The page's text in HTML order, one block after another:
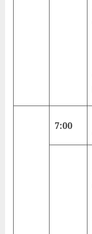
7:00